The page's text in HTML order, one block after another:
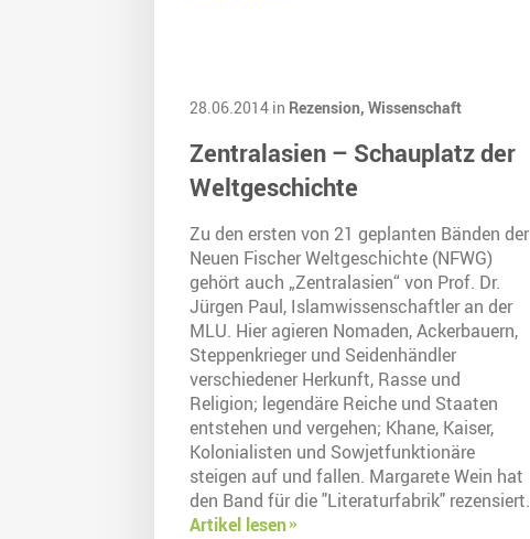
28.06.2014 in Rezension, Wissenschaft
Zentralasien – Schauplatz der
Weltgeschichte
Zu den ersten von 21 geplanten Bänden der
Neuen Fischer Weltgeschichte (NFWG)
gehört auch „Zentralasien“ von Prof. Dr.
Jürgen Paul, Islamwissenschaftler an der
MLU. Hier agieren Nomaden, Ackerbauern,
Steppenkrieger und Seidenhändler
verschiedener Herkunft, Rasse und
Religion; legendäre Reiche und Staaten
entstehen und vergehen; Khane, Kaiser,
Kolonialisten und Sowjetfunktionäre
steigen auf und fallen. Margarete Wein hat
den Band für die "Literaturfabrik" rezensiert.
Artikel lesen